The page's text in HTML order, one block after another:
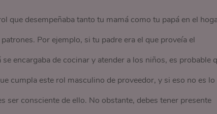
que desempeñaba tanto tu mamá como tu papá en el
Por ejemplo, si tu padre era el que proveía el
encargaba de cocinar y atender a los niños, es probable
cumpla este rol masculino de proveedor, y si eso no es lo
ser consciente de ello. No obstante, debes tener presente